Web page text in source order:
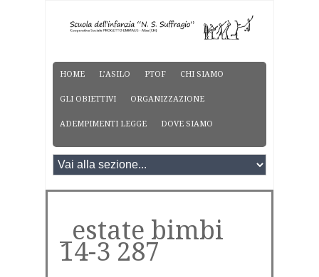
HOME L’ASILO PTOF CHI SIAMO
GLI OBIETTIVI ORGANIZZAZIONE
ADEMPIMENTI LEGGE DOVE SIAMO
_estate bimbi
14-3 287